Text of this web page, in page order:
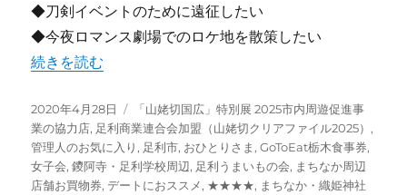
◆刀剣イベントのために遠征したい
◆今夜ロマンス劇場でのロケ地を散策したい
“【足利】”銀釜” 釜めしの老舗と言えばココ！ テイ
続きを読む
投
稿
日:
2020年4月28日
カ
テ
ゴ
リ
ー
「山姥切国広」特別展 2025市内周遊促進事
業の協力店, 足利商業連合会加盟（山姥切クリアファイル2025） ,
管理人のお気に入り , 足利市, おひとりさま ,GoToEat栃木食事券,
女子会,鑁阿寺・足利学校周辺, 足利うまいもの会, まちなか周辺
店舗お買物券,デートにおススメ, ★★★★, まちなか・織姫神社